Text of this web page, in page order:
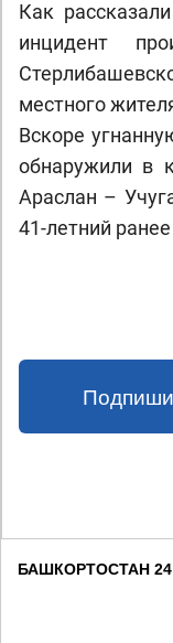
Как
инцидент
местного
Вскоре
обнаружили в
Араслан –
41-летний
БАШКОРТОСТАН 24